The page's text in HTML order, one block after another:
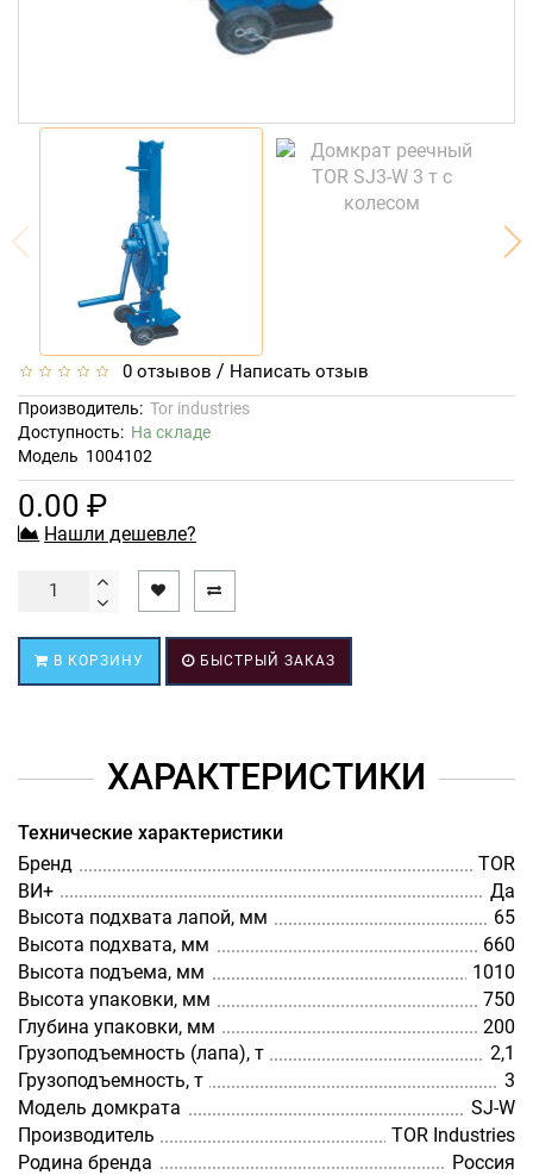
0 отзывов / Написать отзыв
Производитель: Tor industries
Доступность: На складе
Модель 1004102
0.00 ₽
Нашли дешевле?
В КОРЗИНУ БЫСТРЫЙ ЗАКАЗ
ХАРАКТЕРИСТИКИ
Технические характеристики
Бренд
TOR
ВИ+
Да
Высота подхвата лапой, мм
65
Высота подхвата, мм
660
Высота подъема, мм
1010
Высота упаковки, мм
750
Глубина упаковки, мм
200
Грузоподъемность (лапа), т
2,1
Грузоподъемность, т
3
Модель домкрата
SJ-W
Производитель
TOR Industries
Родина бренда
Россия